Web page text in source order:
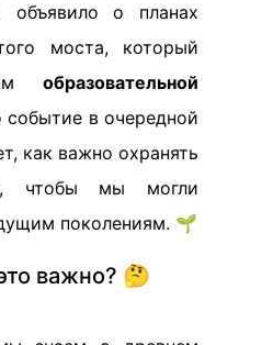
объявило о планах
моста, который
образовательной
событие в очередной
как важно охранять
чтобы мы могли
поколениям. 🌱
важно? 🤔